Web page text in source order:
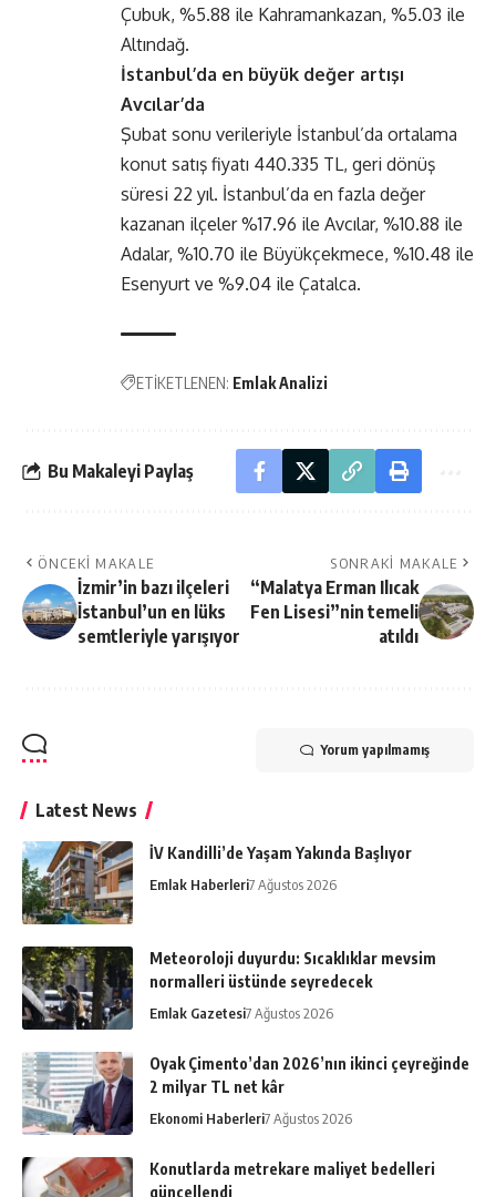
Çubuk, %5.88 ile Kahramankazan, %5.03 ile
Altındağ.
İstanbul’da en büyük değer artışı
Avcılar’da
Şubat sonu verileriyle İstanbul’da ortalama
konut satış fiyatı 440.335 TL, geri dönüş
süresi 22 yıl. İstanbul’da en fazla değer
kazanan ilçeler %17.96 ile Avcılar, %10.88 ile
Adalar, %10.70 ile Büyükçekmece, %10.48 ile
Esenyurt ve %9.04 ile Çatalca.
ETİKETLENEN: Emlak Analizi
Bu Makaleyi Paylaş
ÖNCEKI MAKALE
İzmir’in bazı ilçeleri
İstanbul’un en lüks
semtleriyle yarışıyor
SONRAKI MAKALE
“Malatya Erman Ilıcak
Fen Lisesi”nin temeli
atıldı
Yorum yapılmamış
Latest News
İV Kandilli’de Yaşam Yakında Başlıyor
Emlak Haberleri7 Ağustos 2026
Meteoroloji duyurdu: Sıcaklıklar mevsim
normalleri üstünde seyredecek
Emlak Gazetesi7 Ağustos 2026
Oyak Çimento’dan 2026’nın ikinci çeyreğinde
2 milyar TL net kâr
Ekonomi Haberleri7 Ağustos 2026
Konutlarda metrekare maliyet bedelleri
güncellendi